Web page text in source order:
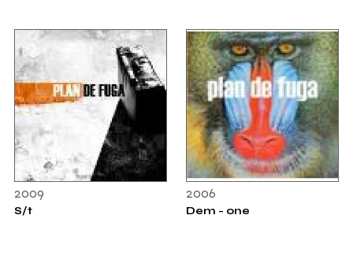
2009
S/t
2006
Dem - one